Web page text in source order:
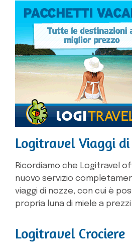
Logitravel Viaggi di
Ricordiamo che Logitravel
nuovo servizio
viaggi di nozze, con cui è
propria luna di miele a
Logitravel Crociere